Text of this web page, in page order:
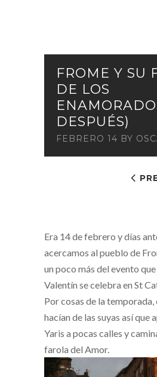
FROME Y SU
DE LOS
DESPUÉS)
FEBRERO 14 BY
Era 14 de febrero y días
acercamos al pueblo de
un poco más del evento que
Valentín se celebra en St
Por cosas de la
hacían de las suyas así que
Yaris a pocas calles y
farola del Amor.